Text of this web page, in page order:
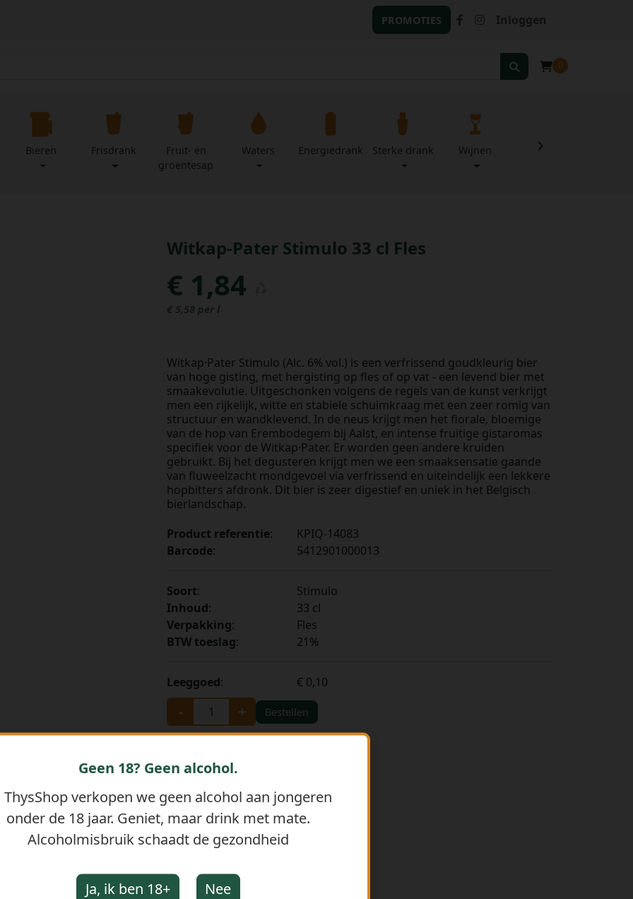
PROMOTIES Inloggen
0
Bieren Frisdrank
Fruit- en
groentesap
Waters Energiedrank Sterke drank Wijnen Zuivel
›
Witkap-Pater Stimulo 33 cl Fles
€ 1,84
€ 5,58 per l
Witkap·Pater Stimulo (Alc. 6% vol.) is een verfrissend goudkleurig bier
van hoge gisting, met hergisting op fles of op vat - een levend bier met
smaakevolutie. Uitgeschonken volgens de regels van de kunst verkrijgt
men een rijkelijk, witte en stabiele schuimkraag met een zeer romig van
structuur en wandklevend. In de neus krijgt men het florale, bloemige
van de hop van Erembodegem bij Aalst, en intense fruitige gistaromas
specifiek voor de Witkap·Pater. Er worden geen andere kruiden
gebruikt. Bij het degusteren krijgt men we een smaaksensatie gaande
van fluweelzacht mondgevoel via verfrissend en uiteindelijk een lekkere
hopbitters afdronk. Dit bier is zeer digestief en uniek in het Belgisch
bierlandschap.
Product referentie:
KPIQ-14083
Barcode: 5412901000013
Soort:
Stimulo
Inhoud:
33 cl
Verpakking:
Fles
BTW toeslag: 21%
Leeggoed: € 0,10
- + Bestellen
GERELATEERDE PRODUCTEN
Geen 18? Geen alcohol.
ThysShop verkopen we geen alcohol aan jongeren
onder de 18 jaar. Geniet, maar drink met mate.
Alcoholmisbruik schaadt de gezondheid
Ja, ik ben 18+ Nee